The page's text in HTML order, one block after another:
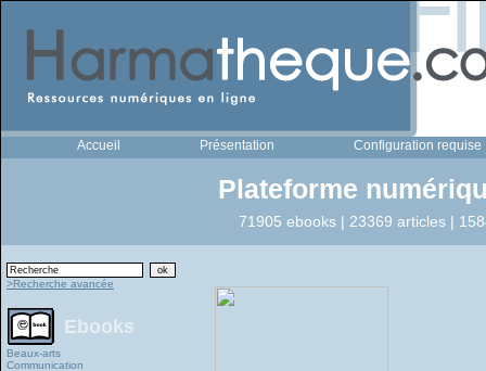
Accueil Présentation Configuration requise
Plateforme
71905 ebooks | 23369 articles |
>Recherche avancée
Ebooks
Beaux-arts
Communication